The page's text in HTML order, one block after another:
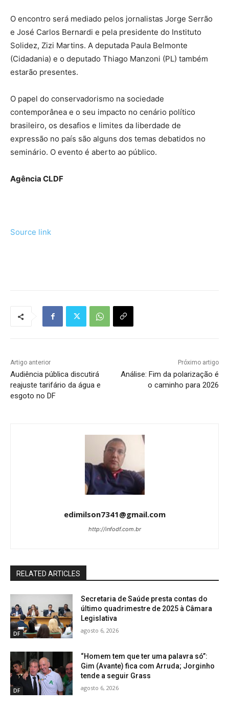
O encontro será mediado pelos jornalistas Jorge Serrão
e José Carlos Bernardi e pela presidente do Instituto
Solidez, Zizi Martins. A deputada Paula Belmonte
(Cidadania) e o deputado Thiago Manzoni (PL) também
estarão presentes.
O papel do conservadorismo na sociedade
contemporânea e o seu impacto no cenário político
brasileiro, os desafios e limites da liberdade de
expressão no país são alguns dos temas debatidos no
seminário. O evento é aberto ao público.
Agência CLDF
Source link
Artigo anterior
Audiência pública discutirá
reajuste tarifário da água e
esgoto no DF
Próximo artigo
Análise: Fim da polarização é
o caminho para 2026
edimilson7341@gmail.com
http://infodf.com.br
RELATED ARTICLES
DF
Secretaria de Saúde presta contas do
último quadrimestre de 2025 à Câmara
Legislativa
agosto 6, 2026
DF
“Homem tem que ter uma palavra só”:
Gim (Avante) fica com Arruda; Jorginho
tende a seguir Grass
agosto 6, 2026